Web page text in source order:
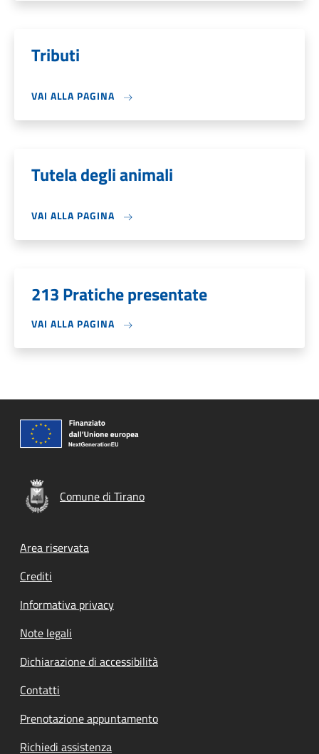
Tributi
VAI ALLA PAGINA
Tutela degli animali
VAI ALLA PAGINA
213 Pratiche presentate
VAI ALLA PAGINA
Comune di Tirano
Footer menu
Area riservata
Crediti
Informativa privacy
Note legali
Dichiarazione di accessibilità
Contatti
Prenotazione appuntamento
Richiedi assistenza